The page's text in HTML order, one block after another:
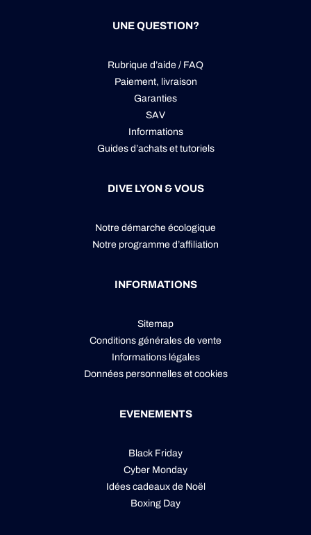
UNE QUESTION?
Rubrique d’aide / FAQ
Paiement, livraison
Garanties
SAV
Informations
Guides d’achats et tutoriels
DIVE LYON & VOUS
Notre démarche écologique
Notre programme d’affiliation
INFORMATIONS
Sitemap
Conditions générales de vente
Informations légales
Données personnelleset cookies
EVENEMENTS
Black Friday
Cyber Monday
Idées cadeaux de Noël
Boxing Day